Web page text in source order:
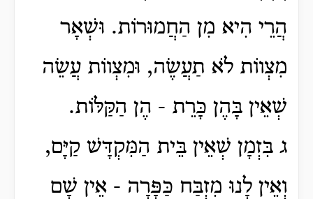
הֲרֵי הִיא מִן הַחֲמוּרוֹת. וּשְׁאָר
מִצְווֹת לֹא תַעֲשֶׂה, וּמִצְווֹת עֲשֵׂה
שְׁאֵין בָּהֶן כָּרֵת - הֶן הַקַּלּוֹת.
ג בִּזְמָן שְׁאֵין בֵּית הַמִּקְדָּשׁ קַיָּם,
וְאֵין לָנוּ מִזְבַּח כַּפָּרָה - אֵין שָׁם